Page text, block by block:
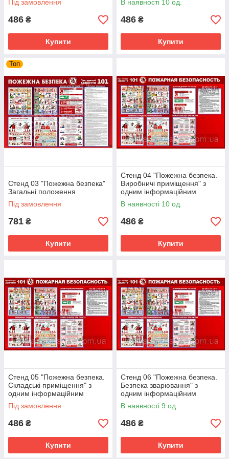
Під замовлення
486 ₴
Купити
В наявності 10 од.
486 ₴
Купити
Топ
Стенд 03 "Пожежна безпека"
Загальні положення
Під замовлення
781 ₴
Купити
Стенд 04 "Пожежна безпека.
Виробничі приміщення" з
одним інформаційним
карманом.
В наявності 10 од.
486 ₴
Купити
Стенд 05 "Пожежна безпека.
Складські приміщення" з
одним інформаційним
карманом.
Під замовлення
486 ₴
Купити
Стенд 06 "Пожежна безпека.
Безпека зварювання" з
одним інформаційним
карманом.
В наявності 9 од.
486 ₴
Купити